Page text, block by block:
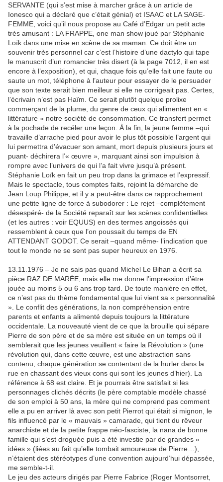
SERVANTE (qui s’est mise à marcher grâce à un article de
Ionesco qui a déclaré que c’était génial) et ISAAC et LA SAGE-
FEMME, voici qu’il nous propose au Café d’Edgar un petit acte
très amusant : LA FRAPPE, one man show joué par Stéphanie
Loïk dans une mise en scène de sa maman. Ce doit être un
souvenir très personnel car c’est l’histoire d’une dactylo qui tape
le manuscrit d’un romancier très disert (à la page 7012, il en est
encore à l’exposition), et qui, chaque fois qu’elle fait une faute ou
saute un mot, téléphone à l’auteur pour essayer de le persuader
que son texte serait bien meilleur si elle ne corrigeait pas. Certes,
l’écrivain n’est pas Haïm. Ce serait plutôt quelque prolixe
commerçant de la plume, du genre de ceux qui alimentent en «
littérature » notre société de consommation. Ce transfert permet
à la pochade de recéler une leçon. À la fin, la jeune femme –qui
travaille d’arrache pied pour avoir le plus tôt possible l’argent qui
lui permettra d’évacuer son amant, mort depuis plusieurs jours et
puant- déchirera l’« œuvre », marquant ainsi son impulsion à
rompre avec l’univers de qui l’a fait vivre jusqu’à présent.
Stéphanie Loïk en fait un peu trop dans la grimace et l’expressif.
Mais le spectacle, tous comptes faits, rejoint la démarche de
Jean Loup Philippe, et il y a peut-être dans ce rapprochement
une petite ligne de force à subodorer : Le rejet –complètement
désespéré- de la Société reparaît sur les scènes confidentielles
(et les autres : voir EQUUS) en des termes angoissés qui
ressemblent à ceux que l’on poussait du temps de EN
ATTENDANT GODOT. Ce serait –quand même- l’indication que
tout le monde ne se sent pas super heureux en 1976.
13.11.1976 – Je ne sais pas quand Michel Le Bihan a écrit sa
pièce RAZ DE MARÉE, mais elle me donne l’impression d’être
jouée au moins 5 ou 6 ans trop tard. De toute manière en effet,
ce n’est pas du thème fondamental que lui vient sa « personnalité
». Le conflit des générations, la non compréhension entre
parents et enfants a alimenté depuis toujours la littérature
occidentale. La nouveauté vient de ce que la brouille qui sépare
Pierre de son père et de sa mère est située en un temps où il
semblerait que les jeunes veuillent « faire la Révolution » (une
révolution qui, dans cette œuvre, est une abstraction sans
contenu, chaque génération se contentant de la hurler dans la
rue en chassant des vieux cons qui sont les jeunes d’hier). La
référence à 68 est claire. Et je pourrais être satisfait si les
personnages clichés décrits (le père comptable modèle chassé
de son emploi à 50 ans, la mère qui ne comprend pas comment
elle a pu en arriver là avec son petit Pierrot qui était si mignon, le
fils influencé par le « mauvais » camarade, qui tient du rêveur
anarchiste et de la petite frappe néo-fasciste, la nana de bonne
famille qui s’est droguée puis a été investie par de grandes «
idées » (liées au fait qu’elle tombait amoureuse de Pierre…),
n’étaient des stéréotypes d’une convention aujourd’hui dépassée,
me semble-t-il.
Le jeu des acteurs dirigés par Pierre Fabrice (Roger Montsorret,